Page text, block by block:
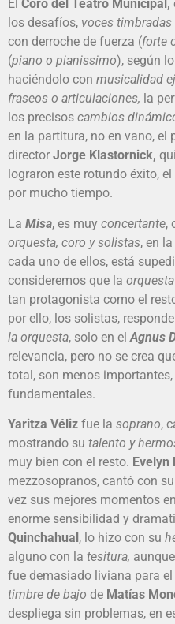
El Coro del Teatro Municipal,
los desafíos, voces timbradas
con derroche de fuerza (forte
(piano o pianissimo), según
haciéndolo con musicalidad
fraseos o articulaciones, la
los precisos cambios
en la partitura, no en vano, el
director Jorge Klastornick,
lograron este rotundo éxito,
por mucho tiempo.
La Misa, es muy concertante,
orquesta, coro y solistas, en
cada uno de ellos, está
consideremos que la orquesta
tan protagonista como el
por ello, los solistas,
la orquesta, solo en el Agnus
relevancia, pero no se crea
total, son menos
fundamentales.
Yaritza Véliz fue la soprano,
mostrando su talento y
muy bien con el resto. Evelyn
mezzosopranos, cantó con su
vez sus mejores momentos
enorme sensibilidad y
Quinchahual, lo hizo con su
alguno con la tesitura,
fue demasiado liviana para el
timbre de bajo de Matías
despliega sin problemas, en